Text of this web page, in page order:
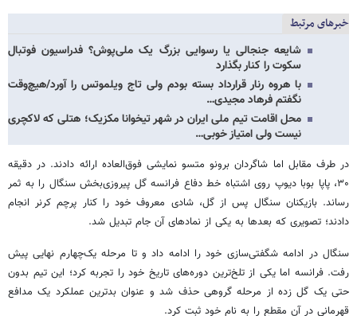
خبرهای مرتبط
شایعه جنجالی یا رسوایی بزرگ یک ملی‌پوش؟ فدراسیون فوتبال
سکوت را کنار بگذارد
با هروه رنار قرارداد بسته بودم ولی تاج ویلموتس را آورد/هیچ‌وقت
نگفتم فرهاد مجیدی…
محل اقامت تیم ملی ایران در شهر تیخوانا مکزیک؛ هتلی که لاکچری
نیست ولی امتیاز خوبی…
در طرف مقابل اما شاگردان برونو متسو نمایشی فوق‌العاده ارائه دادند. در دقیقه
۳۰، پاپا بوبا دیوپ روی اشتباه خط دفاع فرانسه گل پیروزی‌بخش سنگال را به ثمر
رساند. بازیکنان سنگال پس از گل، شادی معروف خود را کنار پرچم کرنر انجام
دادند؛ تصویری که بعدها به یکی از نمادهای آن جام تبدیل شد.
سنگال در ادامه شگفتی‌سازی خود را ادامه داد و تا مرحله یک‌چهارم نهایی پیش
رفت. فرانسه اما یکی از تلخ‌ترین دوره‌های تاریخ خود را تجربه کرد؛ این تیم بدون
حتی یک گل زده از مرحله گروهی حذف شد و عنوان بدترین عملکرد یک مدافع
قهرمانی در آن مقطع را به نام خود ثبت کرد.